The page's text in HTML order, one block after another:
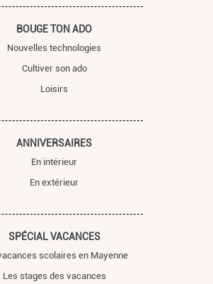
BOUGE TON ADO
Nouvelles technologies
Cultiver son ado
Loisirs
ANNIVERSAIRES
En intérieur
En extérieur
SPÉCIAL VACANCES
scolaires en Mayenne
Les stages des vacances